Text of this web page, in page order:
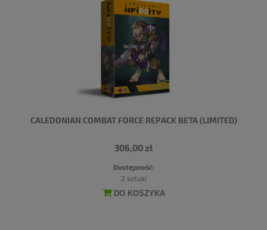
CALEDONIAN COMBAT FORCE REPACK BETA (LIMITED)
306,00 zł
Dostępność:
2 sztuki
DO KOSZYKA